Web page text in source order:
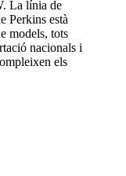
La línia de
Perkins està
models, tots
nacionals i
els